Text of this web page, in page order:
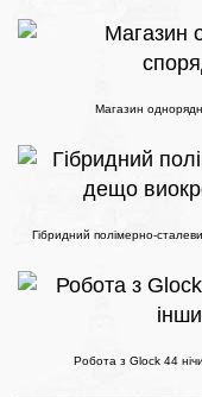
Магазин
Гібридний полімерно-
Робота з Glock 44